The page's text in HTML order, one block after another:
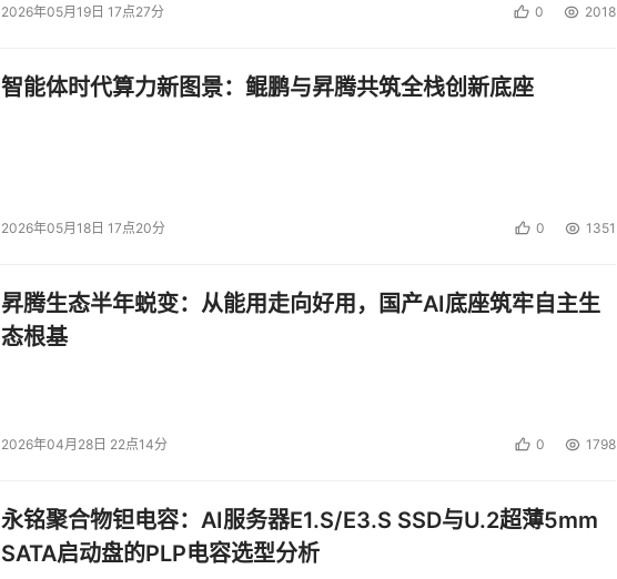
2026年05月19日 17点27分 0 2018
智能体时代算力新图景：鲲鹏与昇腾共筑全栈创新底座
2026年05月18日 17点20分 0 1351
昇腾生态半年蜕变：从能用走向好用，国产AI底座筑牢自主生
态根基
2026年04月28日 22点14分 0 1798
永铭聚合物钽电容：AI服务器E1.S/E3.S SSD与U.2超薄5mm
SATA启动盘的PLP电容选型分析